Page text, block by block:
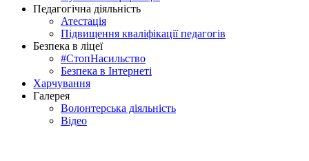
Педагогічна діяльність
Атестація
Підвищення кваліфікації педагогів
Безпека в ліцеї
#СтопНасильство
Безпека в Інтернеті
Харчування
Галерея
Волонтерська діяльність
Відео